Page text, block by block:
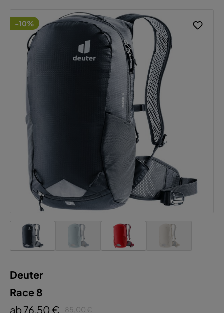
-10%
Deuter
Race 8
ab 76,50 €
85,00 €